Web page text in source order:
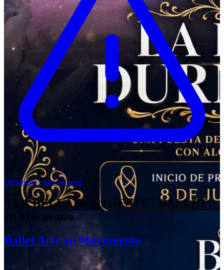
Denunciar esdeveniment
" LA BELLA DURMIENTE" BALLET
en Maravatío
Ballet Arte en Movimiento